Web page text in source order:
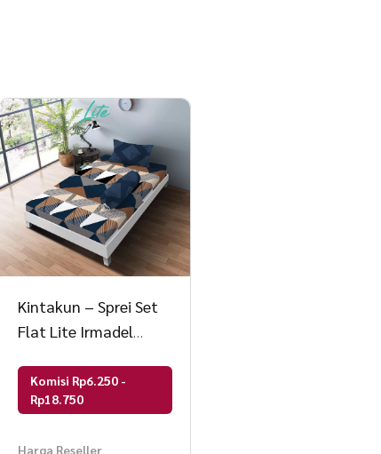
Kintakun – Sprei Set
Flat Lite Irmadel
Komisi Rp6.250 -
Rp18.750
Harga Reseller